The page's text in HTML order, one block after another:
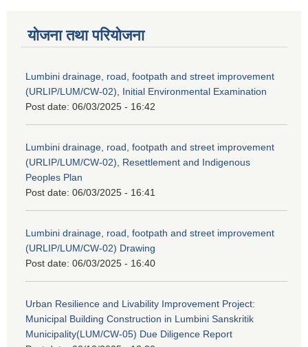
योजना तथा परियोजना
Lumbini drainage, road, footpath and street improvement
(URLIP/LUM/CW-02), Initial Environmental Examination
Post date: 06/03/2025 - 16:42
Lumbini drainage, road, footpath and street improvement
(URLIP/LUM/CW-02), Resettlement and Indigenous
Peoples Plan
Post date: 06/03/2025 - 16:41
Lumbini drainage, road, footpath and street improvement
(URLIP/LUM/CW-02) Drawing
Post date: 06/03/2025 - 16:40
Urban Resilience and Livability Improvement Project:
Municipal Building Construction in Lumbini Sanskritik
Municipality(LUM/CW-05) Due Diligence Report